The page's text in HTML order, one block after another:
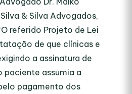
& Silva Advogados,
referido Projeto de Lei
de que clínicas e
a assinatura de
paciente assumia a
pagamento dos